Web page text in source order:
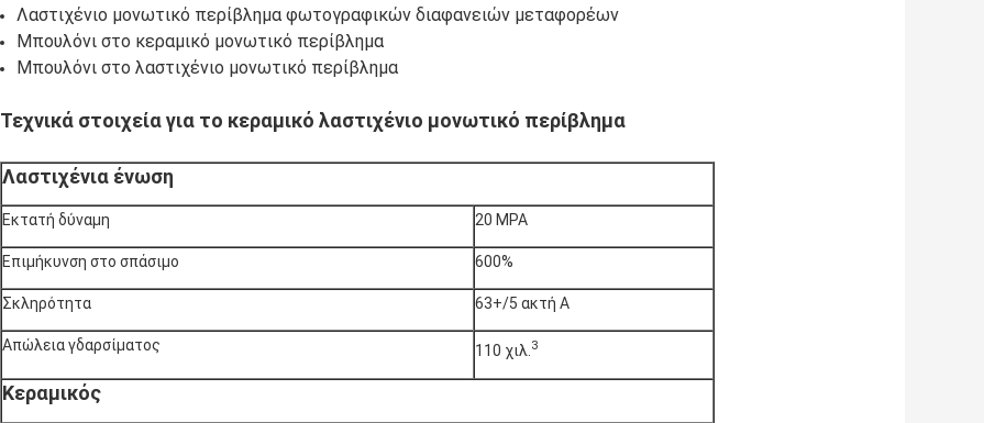
Λαστιχένιο μονωτικό περίβλημα φωτογραφικών διαφανειών μεταφορέων
Μπουλόνι στο κεραμικό μονωτικό περίβλημα
Μπουλόνι στο λαστιχένιο μονωτικό περίβλημα
Τεχνικά στοιχεία για το κεραμικό λαστιχένιο μονωτικό περίβλημα
Λαστιχένια ένωση
Εκτατή δύναμη 20 MPA
Επιμήκυνση στο σπάσιμο 600%
Σκληρότητα 63+/5 ακτή Α
Απώλεια γδαρσίματος 110 χιλ. 3
Κεραμικός